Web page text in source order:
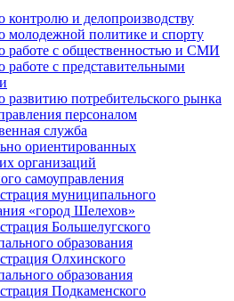
контролю и делопроизводству
молодежной политике и спорту
работе с общественностью и СМИ
работе с представительными
развитию потребительского рынка
персоналом
служба
ориентированных
организаций
самоуправления
муниципального
«город Шелехов»
Большелугского
образования
Олхинского
образования
Подкаменского